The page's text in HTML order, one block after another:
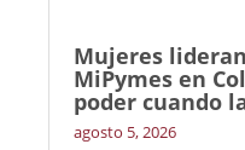
Mujeres
MiPymes en
poder cuando
agosto 5, 2026